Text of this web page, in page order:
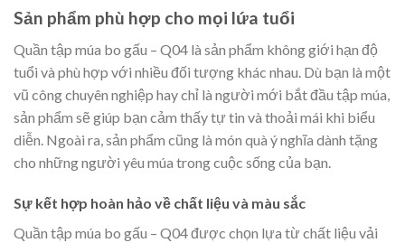
Sản phẩm phù hợp cho mọi lứa tuổi
Quần tập múa bo gấu – Q04 là sản phẩm không giới hạn độ
tuổi và phù hợp với nhiều đối tượng khác nhau. Dù bạn là một
vũ công chuyên nghiệp hay chỉ là người mới bắt đầu tập múa,
sản phẩm sẽ giúp bạn cảm thấy tự tin và thoải mái khi biểu
diễn. Ngoài ra, sản phẩm cũng là món quà ý nghĩa dành tặng
cho những người yêu múa trong cuộc sống của bạn.
Sự kết hợp hoàn hảo về chất liệu và màu sắc
Quần tập múa bo gấu – Q04 được chọn lựa từ chất liệu vải